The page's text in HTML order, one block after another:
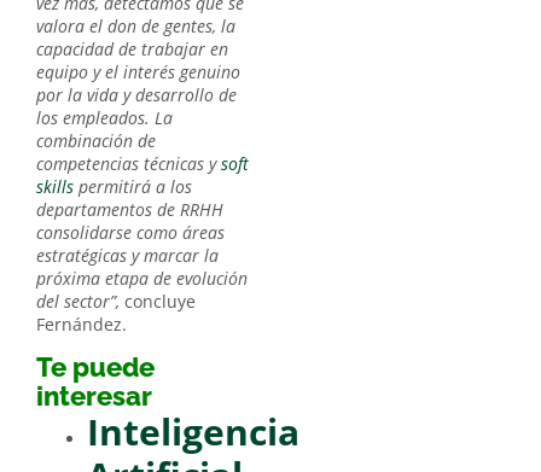
valora el don de gentes, la
capacidad de trabajar en
equipo y el interés genuino
por la vida y desarrollo de
los empleados. La
combinación de
competencias técnicas ysoft
skills permitirá a los
departamentos de RRHH
consolidarse como áreas
estratégicas y marcar la
próxima etapa de evolución
del sector”, concluye
Fernández.
Te puede
interesar
Inteligencia